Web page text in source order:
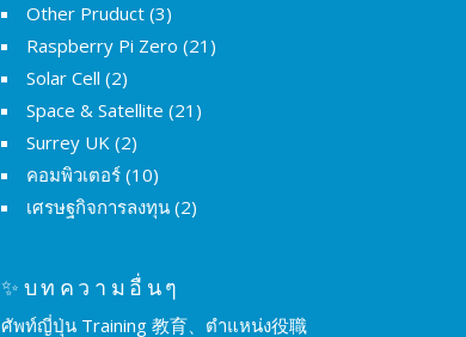
Other Pruduct (3)
Raspberry Pi Zero (21)
Solar Cell (2)
Space & Satellite (21)
Surrey UK (2)
คอมพิวเตอร์ (10)
เศรษฐกิจการลงทุน (2)
✨บทความอื่นๆ
ศัพท์ญี่ปุ่น Training 教育、ตำแหน่ง役職